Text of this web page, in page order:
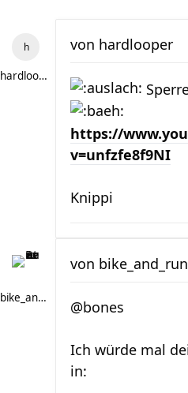
hardlooper
von hardlooper
https://
v=unfzfe8f9NI
Knippi
bike_and_run
von bike_and_run
@bones
Ich würde mal
in: